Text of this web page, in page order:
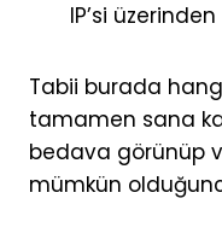
IP’si
Tabii burada
tamamen sana
bedava görünüp
mümkün